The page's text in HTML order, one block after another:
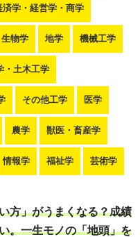
済学・経営学・商学
生物学 地学 機械工学
・土木工学
その他工学 医学
農学 獣医・畜産学
情報学 福祉学 芸術学
方」がうまくなる？成績
。一生モノの「地頭」を